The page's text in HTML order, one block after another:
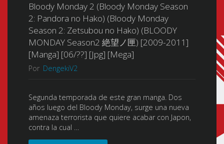
Bloody Monday 2 (Bloody Monday Season
2: Pandora no Hako) (Bloody Monday
Season 2: Zetsubou no Hako) (BLOODY
MONDAY Season2 絶望ノ匣) [2009-2011]
[Manga] [06/??] [Jpg] [Mega]
Por DengekiV2
Segunda temporada de este gran manga. Dos
años luego del Bloody Monday, surge una nueva
amenaza terrorista que quiere acabar con Japon,
contra la cual …